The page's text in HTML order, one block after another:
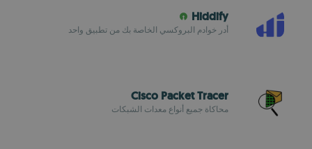
Hiddify
أدر خوادم البروكسي الخاصة بك من تطبيق واحد
Cisco Packet Tracer
محاكاة جميع أنواع معدات الشبكات